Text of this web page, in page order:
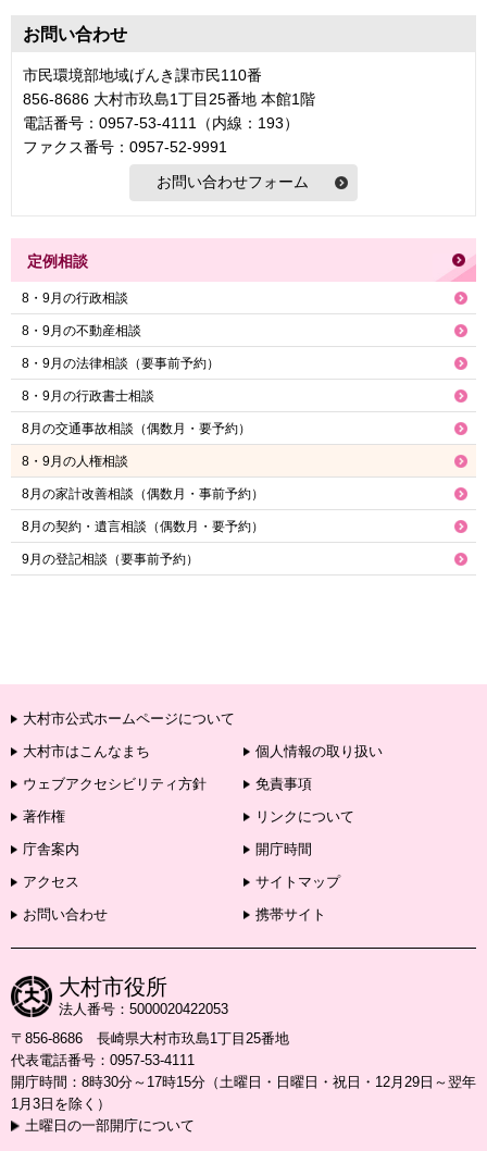
お問い合わせ
市民環境部地域げんき課市民110番
856-8686 大村市玖島1丁目25番地 本館1階
電話番号：0957-53-4111（内線：193）
ファクス番号：0957-52-9991
定例相談
8・9月の行政相談
8・9月の不動産相談
8・9月の法律相談（要事前予約）
8・9月の行政書士相談
8月の交通事故相談（偶数月・要予約）
8・9月の人権相談
8月の家計改善相談（偶数月・事前予約）
8月の契約・遺言相談（偶数月・要予約）
9月の登記相談（要事前予約）
大村市公式ホームページについて
大村市はこんなまち
個人情報の取り扱い
ウェブアクセシビリティ方針
免責事項
著作権
リンクについて
庁舎案内
開庁時間
アクセス
サイトマップ
お問い合わせ
携帯サイト
大村市役所
法人番号：5000020422053
〒856-8686 長崎県大村市玖島1丁目25番地
代表電話番号：0957-53-4111
開庁時間：8時30分～17時15分（土曜日・日曜日・祝日・12月29日～翌年
1月3日を除く）
土曜日の一部開庁について